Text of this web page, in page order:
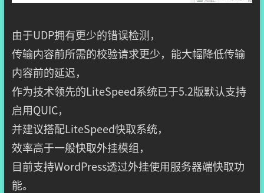
由于UDP拥有更少的错误检测，
传输内容前所需的校验请求更少，能大幅降低传输
内容前的延迟，
作为技术领先的LiteSpeed系统已于5.2版默认支持
启用QUIC，
并建议搭配LiteSpeed快取系统，
效率高于一般快取外挂模组，
目前支持WordPress透过外挂使用服务器端快取功
能。